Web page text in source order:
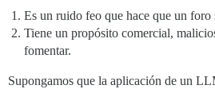
Es un ruido feo que hace que un foro
Tiene un propósito comercial,
fomentar.
Supongamos que la aplicación de un